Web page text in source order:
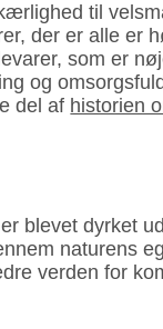
til
der er alle er
som er
og
del af historien
blevet dyrket
verden for